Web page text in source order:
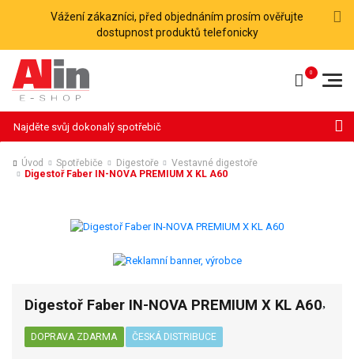
Vážení zákazníci, před objednáním prosím ověřujte
dostupnost produktů telefonicky
Úvod Spotřebiče Digestoře
Vestavné digestoře
Digestoř Faber IN-NOVA PREMIUM X KL A60
Digestoř Faber IN-NOVA PREMIUM X KL A60
DOPRAVA ZDARMA ČESKÁ DISTRIBUCE